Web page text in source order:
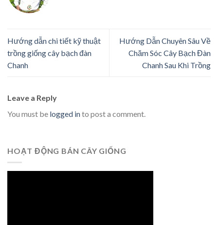
Hướng dẫn chi tiết kỹ thuật
trồng giống cây bạch đàn
Chanh
Hướng Dẫn Chuyên Sâu Về
Chăm Sóc Cây Bạch Đàn
Chanh Sau Khi Trồng
Leave a Reply
You must be logged into post a comment.
HOẠT ĐỘNG BÁN CÂY GIỐNG